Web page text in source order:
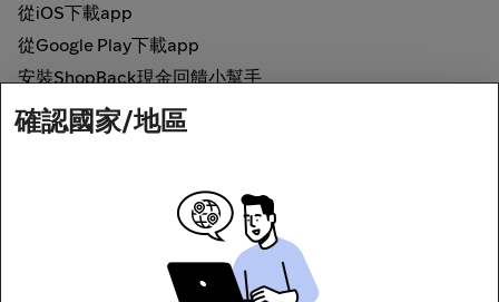
從iOS下載app
從Google Play下載app
安裝ShopBack現金回饋小幫手
如何運作
確認國家/地區